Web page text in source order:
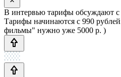
В интервью тарифы обсуждают с
Тарифы начинаются с 990
фильмы" нужно уже 5000 р. )